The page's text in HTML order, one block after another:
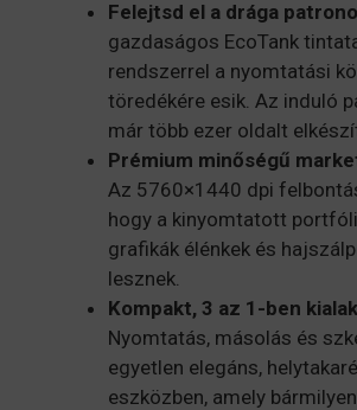
Felejtsd el a drága
gazdaságos EcoTank
rendszerrel a nyomtatási
töredékére esik. Az induló
már több ezer oldalt
Prémium minőségű
Az 5760×1440 dpi
hogy a kinyomtatott
grafikák élénkek és
lesznek.
Kompakt, 3 az 1-ben
Nyomtatás, másolás és
egyetlen elegáns,
eszközben, amely